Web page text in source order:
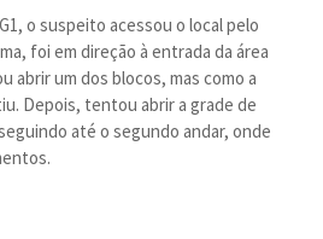
o suspeito acessou o local pelo
foi em direção à entrada da área
abrir um dos blocos, mas como a
Depois, tentou abrir a grade de
até o segundo andar, onde